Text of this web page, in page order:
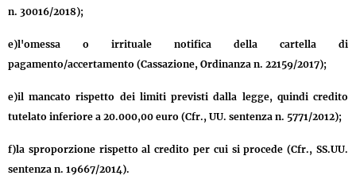
n. 30016/2018);
e)l'omessa o irrituale notifica della cartella di
pagamento/accertamento (Cassazione, Ordinanza n. 22159/2017);
e)il mancato rispetto dei limiti previsti dalla legge, quindi credito
tutelato inferiore a 20.000,00 euro (Cfr., UU. sentenza n. 5771/2012);
f)la sproporzione rispetto al credito per cui si procede (Cfr., SS.UU.
sentenza n. 19667/2014).